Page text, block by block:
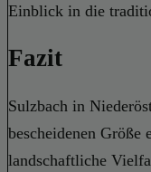
Einblick in die
Fazit
Sulzbach in
bescheidenen Größe
landschaftliche